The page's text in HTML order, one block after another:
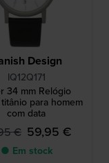
Design
IQ12Q171
34 mm Relógio
para homem
com data
€ 59,95 €
● Em stock